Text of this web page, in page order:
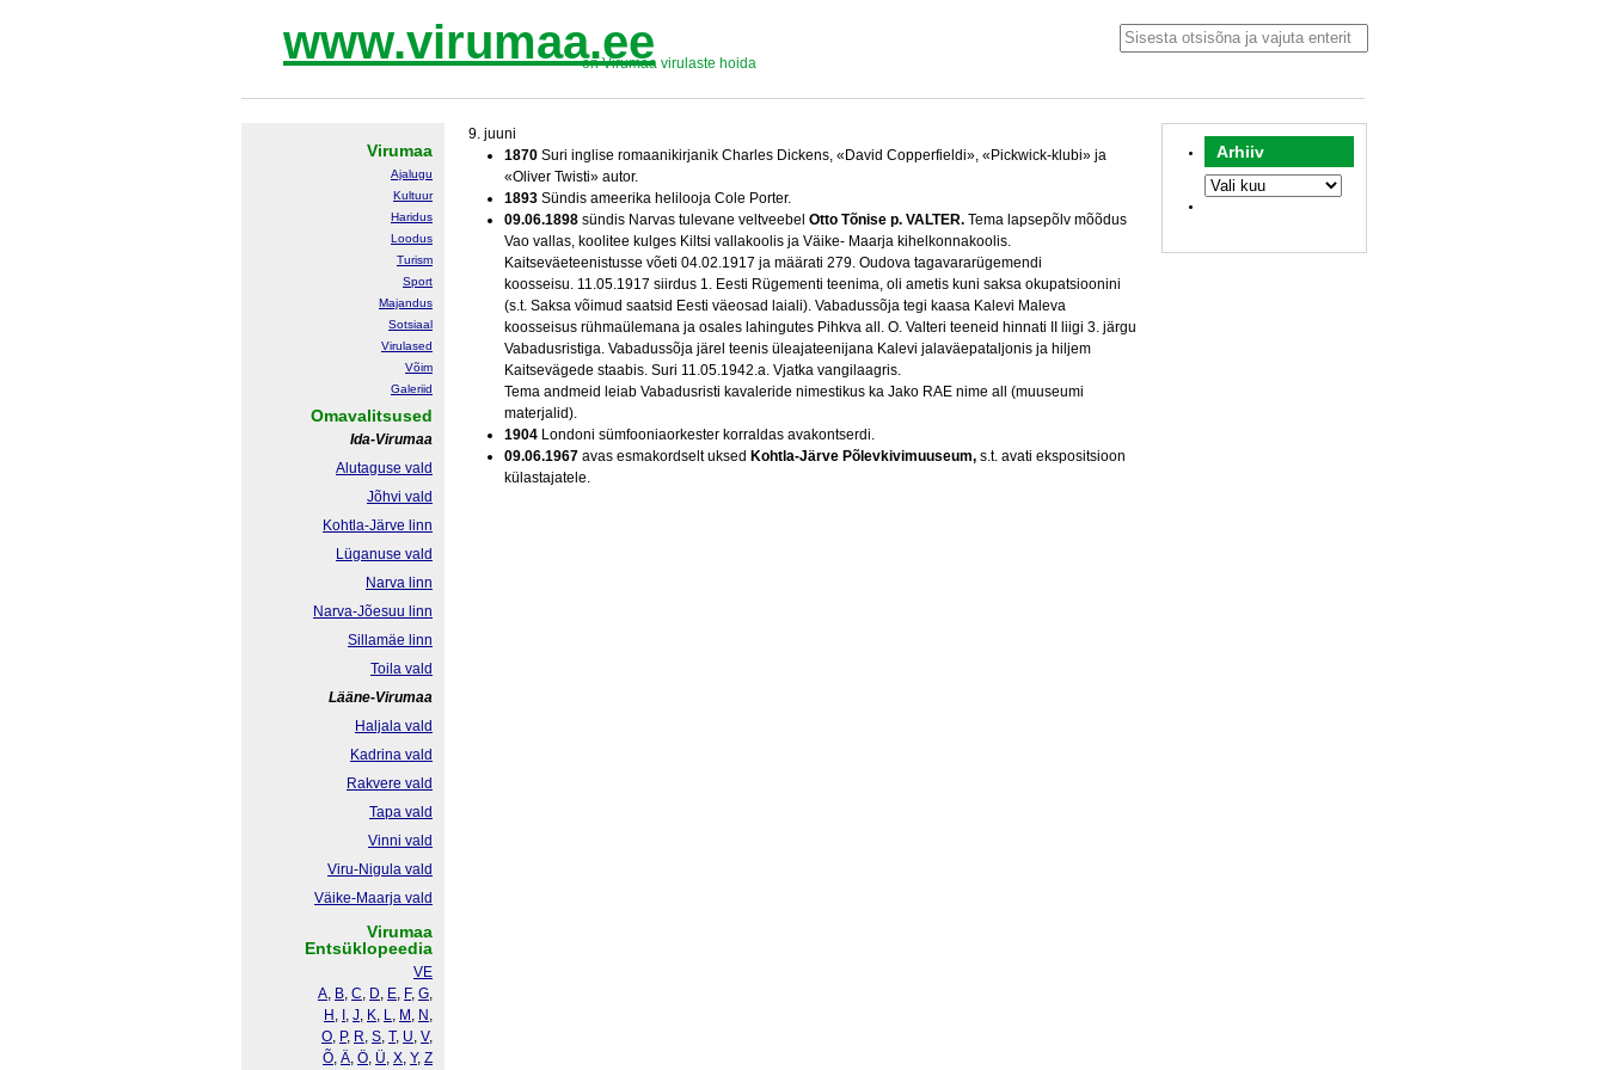
www.virumaa.eeon Virumaa virulaste hoida
9. juuni
1870 Suri inglise romaanikirjanik Charles Dickens, «David Copperfieldi», «Pickwick-klubi» ja
«Oliver Twisti» autor.
1893 Sündis ameerika helilooja Cole Porter.
09.06.1898 sündis Narvas tulevane veltveebel Otto Tõnise p. VALTER. Tema lapsepõlv mõõdus
Vao vallas, koolitee kulges Kiltsi vallakoolis ja Väike- Maarja kihelkonnakoolis.
Kaitseväeteenistusse võeti 04.02.1917 ja määrati 279. Oudova tagavararügemendi
koosseisu. 11.05.1917 siirdus 1. Eesti Rügementi teenima, oli ametis kuni saksa okupatsioonini
(s.t. Saksa võimud saatsid Eesti väeosad laiali). Vabadussõja tegi kaasa Kalevi Maleva
koosseisus rühmaülemana ja osales lahingutes Pihkva all. O. Valteri teeneid hinnati II liigi 3. järgu
Vabadusristiga. Vabadussõja järel teenis üleajateenijana Kalevi jalaväepataljonis ja hiljem
Kaitsevägede staabis. Suri 11.05.1942.a. Vjatka vangilaagris.
Tema andmeid leiab Vabadusristi kavaleride nimestikus ka Jako RAE nime all (muuseumi
materjalid).
1904 Londoni sümfooniaorkester korraldas avakontserdi.
09.06.1967 avas esmakordselt uksed Kohtla-Järve Põlevkivimuuseum, s.t. avati ekspositsioon
külastajatele.
Virumaa
Ajalugu
Kultuur
Haridus
Loodus
Turism
Sport
Majandus
Sotsiaal
Virulased
Võim
Galeriid
Omavalitsused
Ida-Virumaa
Alutaguse vald
Jõhvi vald
Kohtla-Järve linn
Lüganuse vald
Narva linn
Narva-Jõesuu linn
Sillamäe linn
Toila vald
Lääne-Virumaa
Haljala vald
Kadrina vald
Rakvere vald
Tapa vald
Vinni vald
Viru-Nigula vald
Väike-Maarja vald
Virumaa
Entsüklopeedia
VE
A, B, C, D, E, F, G,
H , , J, K, L, M , N ,
O, P, R, S, T, U, V,
Õ, Ä, Ö, Ü, X, Y, Z
Arhiiv
Arhiiv